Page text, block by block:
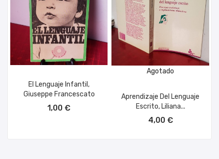
El Lenguaje Infantil,
Giuseppe Francescato
1,00 €
Agotado
Aprendizaje Del Lenguaje
Escrito, Liliana...
4,00 €